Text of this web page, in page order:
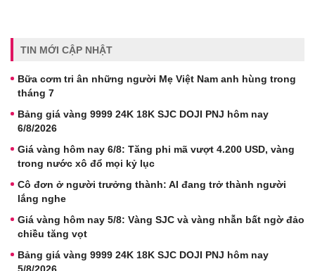
TIN MỚI CẬP NHẬT
Bữa cơm tri ân những người Mẹ Việt Nam anh hùng trong
tháng 7
Bảng giá vàng 9999 24K 18K SJC DOJI PNJ hôm nay
6/8/2026
Giá vàng hôm nay 6/8: Tăng phi mã vượt 4.200 USD, vàng
trong nước xô đổ mọi kỷ lục
Cô đơn ở người trưởng thành: AI đang trở thành người
lắng nghe
Giá vàng hôm nay 5/8: Vàng SJC và vàng nhẫn bất ngờ đảo
chiều tăng vọt
Bảng giá vàng 9999 24K 18K SJC DOJI PNJ hôm nay